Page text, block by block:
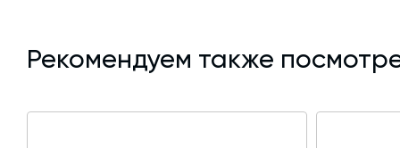
Рекомендуем также